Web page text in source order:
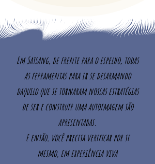
Em Satsang, de frente para o espelho, todas
as ferramentas para ir se desarmando
daquilo que se tornaram nossas estratégias
de ser e construir uma autoimagem são
apresentadas.
E então, você precisa verificar por si
mesmo, em experiência viva